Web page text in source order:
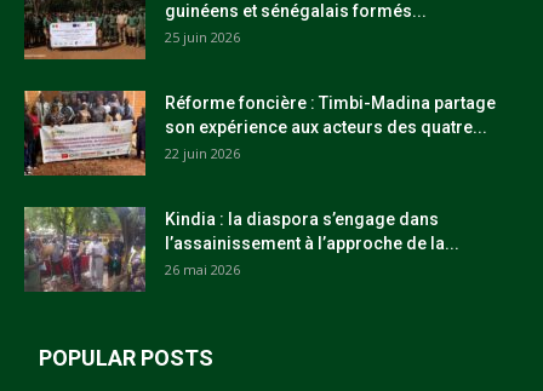
guinéens et sénégalais formés...
25 juin 2026
Réforme foncière : Timbi-Madina partage
son expérience aux acteurs des quatre...
22 juin 2026
Kindia : la diaspora s’engage dans
l’assainissement à l’approche de la...
26 mai 2026
POPULAR POSTS